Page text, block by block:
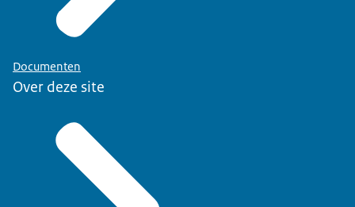
Documenten
Over deze site